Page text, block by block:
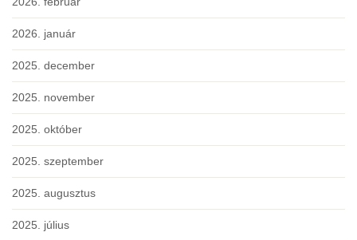
2026. január
2025. december
2025. november
2025. október
2025. szeptember
2025. augusztus
2025. július